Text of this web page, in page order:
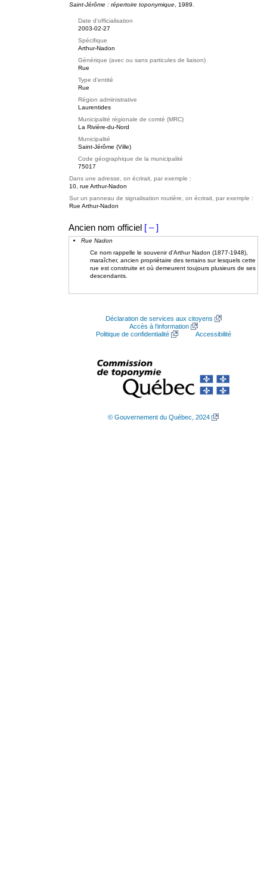
Saint-Jérôme : répertoire toponymique , 1989.
Date d'officialisation
2003-02-27
Spécifique
Arthur-Nadon
Générique (avec ou sans particules de liaison)
Rue
Type d'entité
Rue
Région administrative
Laurentides
Municipalité régionale de comté (MRC)
La Rivière-du-Nord
Municipalité
Saint-Jérôme (Ville)
Code géographique de la municipalité
75017
Dans une adresse, on écrirait, par exemple :
10, rue Arthur-Nadon
Sur un panneau de signalisation routière, on écrirait, par exemple :
Rue Arthur-Nadon
Ancien nom officiel [ – ]
Rue Nadon
Ce nom rappelle le souvenir d'Arthur Nadon (1877-1948),
maraîcher, ancien propriétaire des terrains sur lesquels cette
rue est construite et où demeurent toujours plusieurs de ses
descendants.
Déclaration de services aux citoyens
Accès à l’information
Politique de confidentialité
Accessibilité
© Gouvernement du Québec, 2024